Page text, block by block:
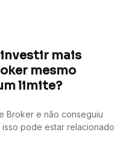
investir mais
mesmo
limite?
Broker e não conseguiu
pode estar relacionado